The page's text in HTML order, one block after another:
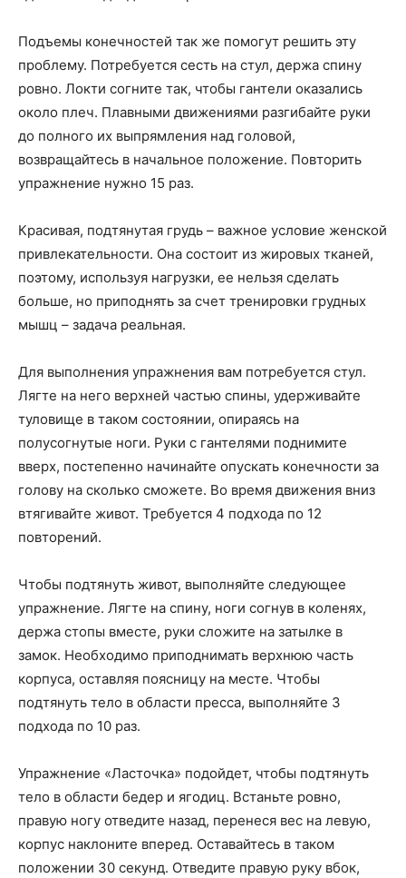
Подъемы конечностей так же помогут решить эту
проблему. Потребуется сесть на стул, держа спину
ровно. Локти согните так, чтобы гантели оказались
около плеч. Плавными движениями разгибайте руки
до полного их выпрямления над головой,
возвращайтесь в начальное положение. Повторить
упражнение нужно 15 раз.
Красивая, подтянутая грудь – важное условие женской
привлекательности. Она состоит из жировых тканей,
поэтому, используя нагрузки, ее нельзя сделать
больше, но приподнять за счет тренировки грудных
мышц – задача реальная.
Для выполнения упражнения вам потребуется стул.
Лягте на него верхней частью спины, удерживайте
туловище в таком состоянии, опираясь на
полусогнутые ноги. Руки с гантелями поднимите
вверх, постепенно начинайте опускать конечности за
голову на сколько сможете. Во время движения вниз
втягивайте живот. Требуется 4 подхода по 12
повторений.
Чтобы подтянуть живот, выполняйте следующее
упражнение. Лягте на спину, ноги согнув в коленях,
держа стопы вместе, руки сложите на затылке в
замок. Необходимо приподнимать верхнюю часть
корпуса, оставляя поясницу на месте. Чтобы
подтянуть тело в области пресса, выполняйте 3
подхода по 10 раз.
Упражнение «Ласточка» подойдет, чтобы подтянуть
тело в области бедер и ягодиц. Встаньте ровно,
правую ногу отведите назад, перенеся вес на левую,
корпус наклоните вперед. Оставайтесь в таком
положении 30 секунд. Отведите правую руку вбок,